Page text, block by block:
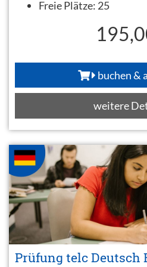
Freie Plätze: 25
buchen &
weitere
Prüfung telc Deutsch